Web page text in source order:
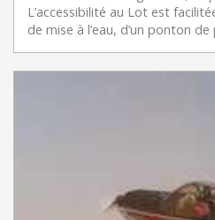
L’accessibilité au Lot est
de mise à l’eau, d’un ponton de